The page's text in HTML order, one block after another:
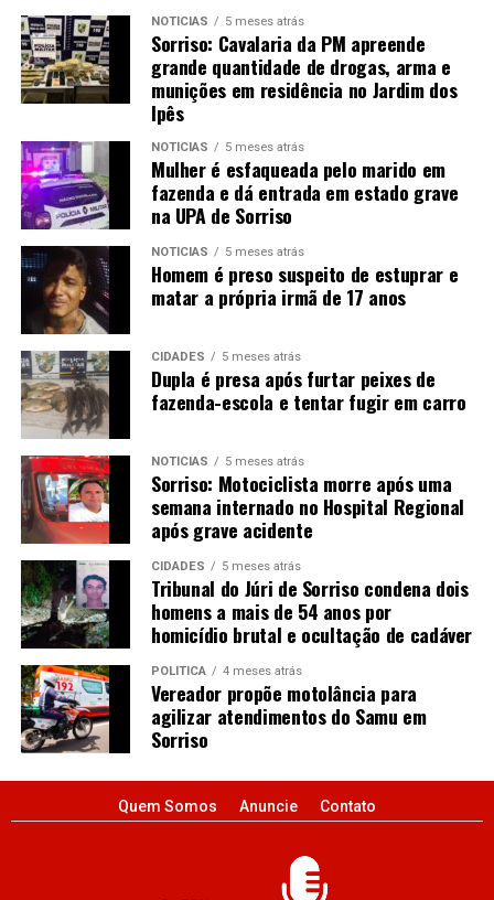
NOTÍCIAS 5 meses atrás
Sorriso: Cavalaria da PM apreende
grande quantidade de drogas, arma e
munições em residência no Jardim dos
Ipês
NOTÍCIAS 5 meses atrás
Mulher é esfaqueada pelo marido em
fazenda e dá entrada em estado grave
na UPA de Sorriso
NOTÍCIAS 5 meses atrás
Homem é preso suspeito de estuprar e
matar a própria irmã de 17 anos
CIDADES 5 meses atrás
Dupla é presa após furtar peixes de
fazenda-escola e tentar fugir em carro
NOTÍCIAS 5 meses atrás
Sorriso: Motociclista morre após uma
semana internado no Hospital Regional
após grave acidente
CIDADES 5 meses atrás
Tribunal do Júri de Sorriso condena dois
homens a mais de 54 anos por
homicídio brutal e ocultação de cadáver
POLÍTICA 4 meses atrás
Vereador propõe motolância para
agilizar atendimentos do Samu em
Sorriso
Quem Somos Anuncie Contato